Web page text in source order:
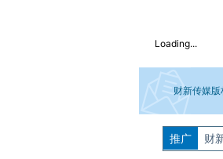
Loading...
财新传媒版
如需刊登
推广 财